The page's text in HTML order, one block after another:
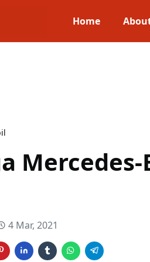
Home
Mercedes-
4 Mar, 2021